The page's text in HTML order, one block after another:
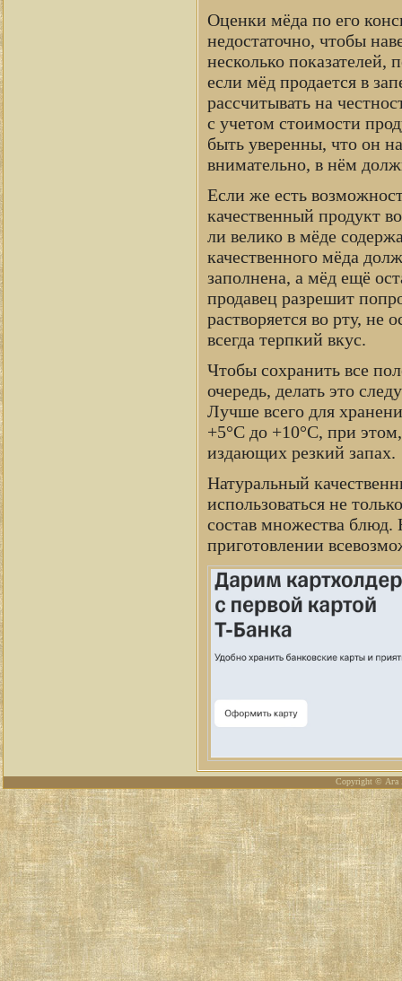
Оценки мёда по его
недостаточно, чтобы
несколько показателей,
если мёд продается в
рассчитывать на
с учетом стоимости
быть уверенны, что он
внимательно, в нём
Если же есть
качественный продукт
ли велико в мёде
качественного мёда
заполнена, а мёд ещё
продавец разрешит
растворяется во рту, не
всегда терпкий вкус.
Чтобы сохранить все
очередь, делать это
Лучше всего для
+5°C до +10°C, при
издающих резкий запах.
Натуральный
использоваться не
состав множества блюд.
приготовлении
Copyright © Ага